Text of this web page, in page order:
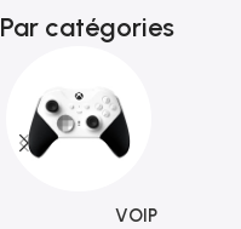
Par catégories
VOIP